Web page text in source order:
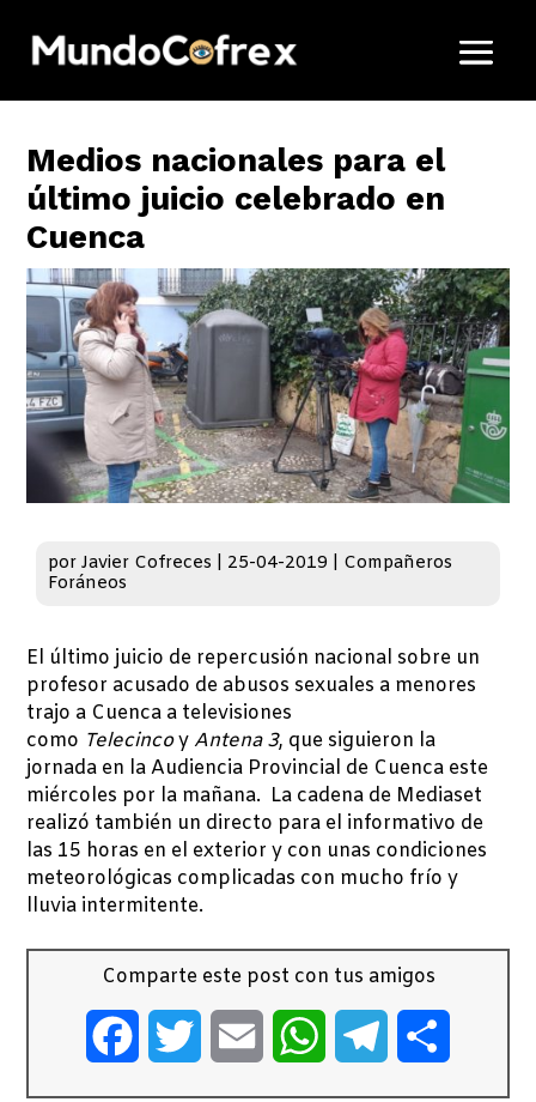
Medios nacionales para el
último juicio celebrado en
Cuenca
porJavier Cofreces 25-04-2019
Compañeros
Foráneos
El último juicio de repercusión nacional sobre un
profesor acusado de abusos sexuales a menores
trajo a Cuenca a televisiones
como Telecincoy Antena 3, que siguieron la
jornada en la Audiencia Provincial de Cuenca este
miércoles por la mañana. La cadena de Mediaset
realizó también un directo para el informativo de
las 15 horas en el exterior y con unas condiciones
meteorológicas complicadas con mucho frío y
lluvia intermitente.
Comparte este post con tus amigos
FacebookTwitter Email WhatsAppTelegram